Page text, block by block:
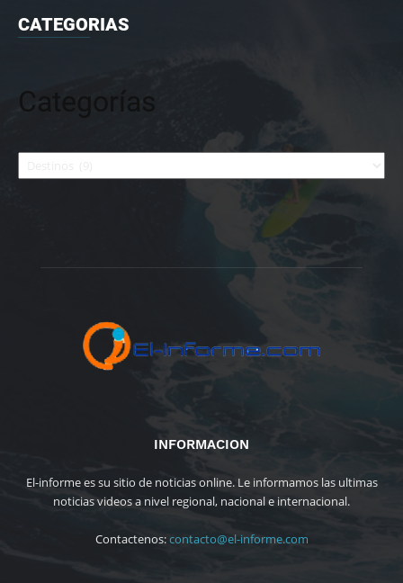
CATEGORIAS
Categorías
Categorías
INFORMACION
El-informe es su sitio de noticias online. Le informamos las ultimas
noticias videos a nivel regional, nacional e internacional.
Contactenos:contacto@el-informe.com